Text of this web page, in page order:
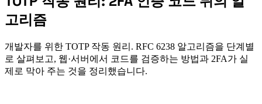
고리즘
개발자를 위한 TOTP 작동 원리. RFC 6238 알고리즘을 단계별
로 살펴보고, 웹·서버에서 코드를 검증하는 방법과 2FA가 실
제로 막아 주는 것을 정리했습니다.